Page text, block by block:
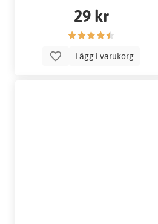
29 kr
Lägg i varukorg